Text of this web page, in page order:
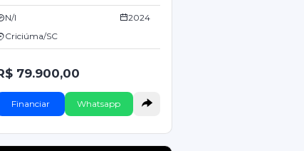
N/I
2024
Criciúma/SC
79.900,00
Financiar Whatsapp